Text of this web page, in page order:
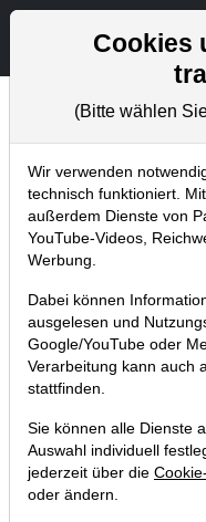
Chartanalysen
Home Blog
Chartanalyse
getrotzt –
Fokus!
01.02.2019 um 18:28 Uhr |
Cookies
(Bitte wählen
Wir verwenden
technisch funktioniert.
außerdem Dienste von
YouTube-Videos,
Werbung.
Dabei können
ausgelesen und
Google/YouTube oder
Verarbeitung kann auch
stattfinden.
Sie können alle Dienste
Auswahl individuell
jederzeit über die
oder ändern.